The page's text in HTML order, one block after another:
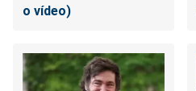
o vídeo)